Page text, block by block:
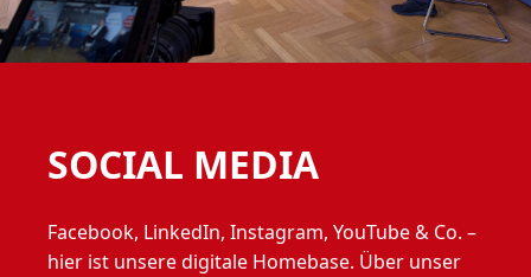
SOCIAL MEDIA
Facebook, LinkedIn, Instagram, YouTube & Co. –
hier ist unsere digitale Homebase. Über unser